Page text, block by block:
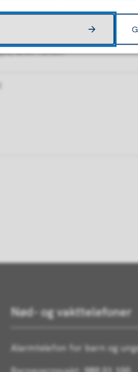
foreninger og
eller erfaren.
året rundt.
Nød- og vakttelefoner
Alarmtelefon for barn og